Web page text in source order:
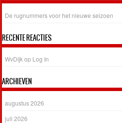
De rugnummers voor het nieuwe seizoen
RECENTE REACTIES
WvDijk op Log In
ARCHIEVEN
augustus 2026
juli 2026